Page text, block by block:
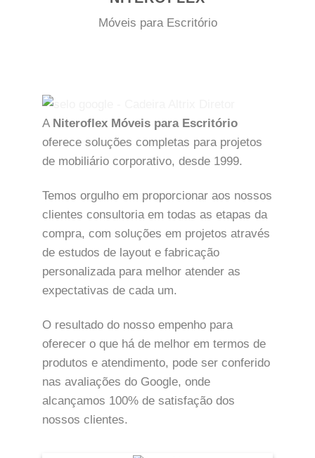
Móveis para Escritório
A Niteroflex Móveis para Escritório
oferece soluções completas para projetos
de mobiliário corporativo, desde 1999.
Temos orgulho em proporcionar aos nossos
clientes consultoria em todas as etapas da
compra, com soluções em projetos através
de estudos de layout e fabricação
personalizada para melhor atender as
expectativas de cada um.
O resultado do nosso empenho para
oferecer o que há de melhor em termos de
produtos e atendimento, pode ser conferido
nas avaliações do Google, onde
alcançamos 100% de satisfação dos
nossos clientes.